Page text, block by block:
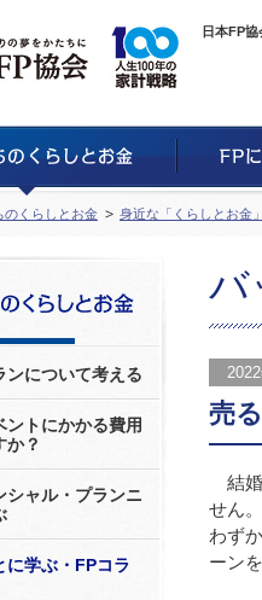
日本FP
のくらしとお金 身近な「くらしとお金
バ
売
結婚
せん
わず
ーン
ンについて考える
ントにかかる費用
か？
シャル・プランニ
に学ぶ・FPコラ